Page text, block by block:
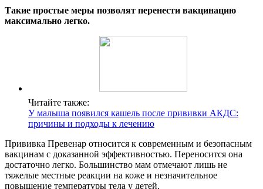
Такие простые меры позволят перенести вакцинацию
максимально легко.
Читайте также:
У малыша появился кашель после прививки АКДС:
причины и подходы к лечению
Прививка Превенар относится к современным и безопасным
вакцинам с доказанной эффективностью. Переносится она
достаточно легко. Большинство мам отмечают лишь не
тяжелые местные реакции на коже и незначительное
повышение температуры тела у детей.